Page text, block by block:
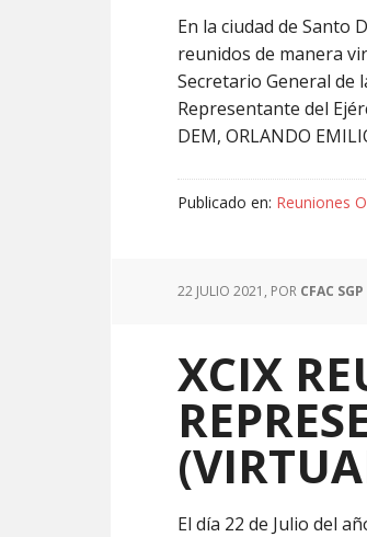
En la ciudad de Santo
reunidos de manera
Secretario General de
Representante del
DEM, ORLANDO
Publicado en: Reuniones
22 JULIO 2021 , POR CFAC
XCIX
El día 22 de Julio del